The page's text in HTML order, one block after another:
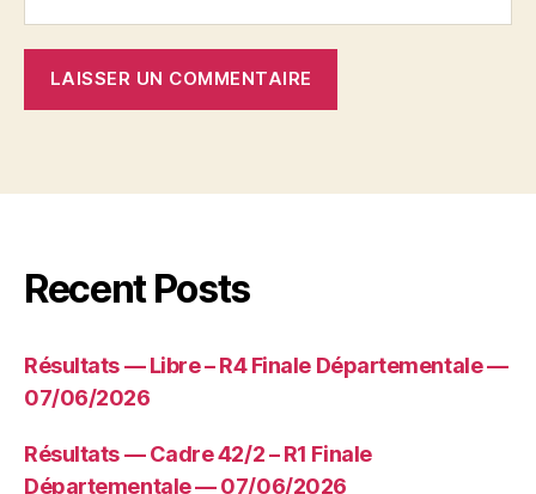
Recent Posts
Résultats — Libre – R4 Finale Départementale —
07/06/2026
Résultats — Cadre 42/2 – R1 Finale
Départementale — 07/06/2026